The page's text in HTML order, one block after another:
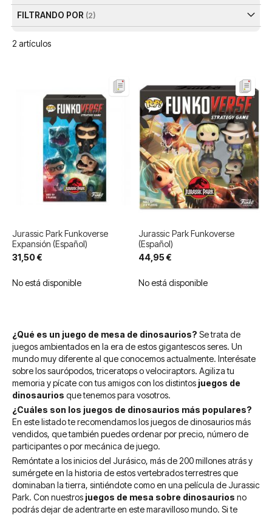
2 artículos
Jurassic Park Funkoverse
Expansión (Español)
31,50 €
No está disponible
Jurassic Park Funkoverse
(Español)
44,95 €
No está disponible
¿Qué es un juego de mesa de dinosaurios? Se trata de
juegos ambientados en la era de estos gigantescos seres. Un
mundo muy diferente al que conocemos actualmente. Interésate
sobre los saurópodos, triceratops o velociraptors. Agiliza tu
memoria y pícate con tus amigos con los distintos juegos de
dinosaurios que tenemos para vosotros.
¿Cuáles son los juegos de dinosaurios más populares?
En este listado te recomendamos los juegos de dinosaurios más
vendidos, que también puedes ordenar por precio, número de
participantes o por mecánica de juego.
Remóntate a los inicios del Jurásico, más de 200 millones atrás y
sumérgete en la historia de estos vertebrados terrestres que
dominaban la tierra, sintiéndote como en una película de Jurassic
Park. Con nuestros juegos de mesa sobre dinosaurios no
podrás dejar de adentrarte en este maravilloso mundo. Si te
FILTRANDO POR